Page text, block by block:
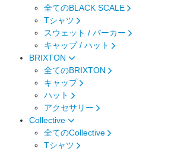
全てのBLACK SCALE
Tシャツ
スウェット / パーカー
キャップ / ハット
BRIXTON
全てのBRIXTON
キャップ
ハット
アクセサリー
Collective
全てのCollective
Tシャツ